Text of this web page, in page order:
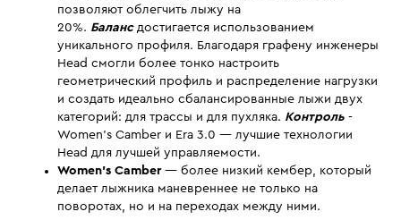
позволяют облегчить лыжу на
20%. Балансдостигается использованием
уникального профиля. Благодаря графену инженеры
Head смогли более тонко настроить
геометрический профиль и распределение нагрузки
и создать идеально сбалансированные лыжи двух
категорий: для трассы и для пухляка. Контроль -
Women's Camber и Era 3.0 — лучшие технологии
Head для лучшей управляемости.
Women's Camber— более низкий кембер, который
делает лыжника маневреннее не только на
поворотах, но и на переходах между ними.